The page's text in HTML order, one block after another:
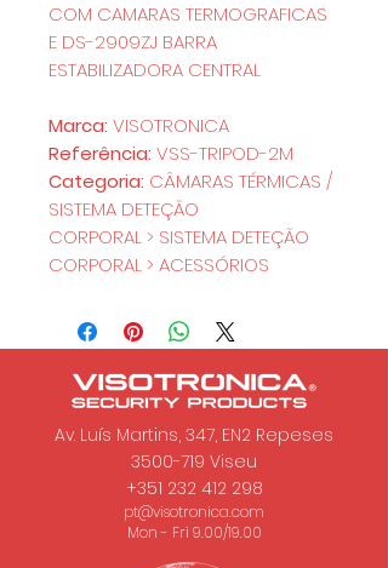
COM CAMARAS TERMOGRAFICAS
E DS-2909ZJ BARRA
ESTABILIZADORA CENTRAL
Marca: VISOTRONICA
Referência: VSS-TRIPOD-2M
Categoria: CÂMARAS TÉRMICAS /
SISTEMA DETEÇÃO
CORPORAL > SISTEMA DETEÇÃO
CORPORAL > ACESSÓRIOS
Av. Luís Martins, 347, EN2 Repeses
3500-719 Viseu
+351 232 412 298
pt@visotronica.com
Mon - Fri 9.00/19.00